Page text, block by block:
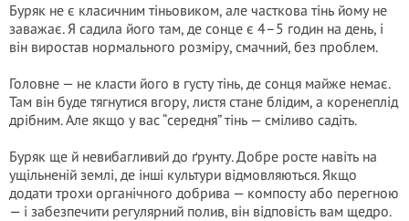
Буряк не є класичним тіньовиком, але часткова тінь йому не
заважає. Я садила його там, де сонце є 4–5 годин на день, і
він виростав нормального розміру, смачний, без проблем.
Головне — не класти його в густу тінь, де сонця майже немає.
Там він буде тягнутися вгору, листя стане блідим, а коренеплід
дрібним. Але якщо у вас “середня” тінь — сміливо садіть.
Буряк ще й невибагливий до ґрунту. Добре росте навіть на
ущільненій землі, де інші культури відмовляються. Якщо
додати трохи органічного добрива — компосту або перегною
— і забезпечити регулярний полив, він відповість вам щедро.